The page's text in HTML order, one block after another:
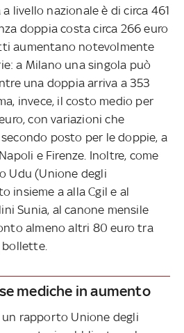
livello nazionale è di circa 461
doppia costa circa 266 euro
aumentano notevolmente
a Milano una singola può
una doppia arriva a 353
invece, il costo medio per
con variazioni che
posto per le doppie, a
e Firenze. Inoltre, come
Udu (Unione degli
insieme a alla Cgil e al
Sunia, al canone mensile
almeno altri 80 euro tra
mediche in aumento
rapporto Unione degli